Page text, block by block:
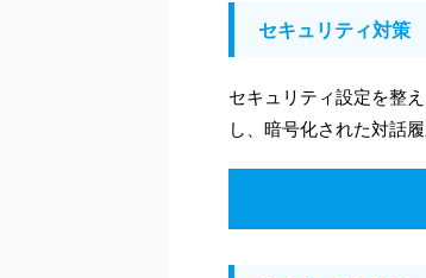
セキュリティ対策
セキュリティ設定を整
し、暗号化された対話